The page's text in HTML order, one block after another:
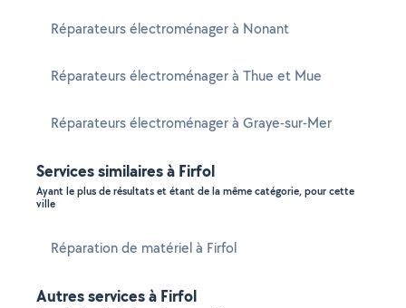
Réparateurs électroménager à Nonant
Réparateurs électroménager à Thue et Mue
Réparateurs électroménager à Graye-sur-Mer
Services similaires à Firfol
Ayant le plus de résultats et étant de la même catégorie, pour cette
ville
Réparation de matériel à Firfol
Autres services à Firfol